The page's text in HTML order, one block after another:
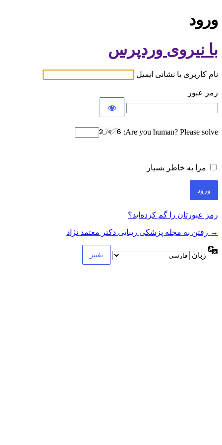
ورود
با نیروی وردپرس
نام کاربری یا نشانی ایمیل
رمز عبور
Are you human? Please solve:
مرا به خاطر بسپار
رمز عبورتان را گم کرده‌اید؟
→ رفتن به مجله پزشکی زیبایی دکتر معتمد نژاد
زبان